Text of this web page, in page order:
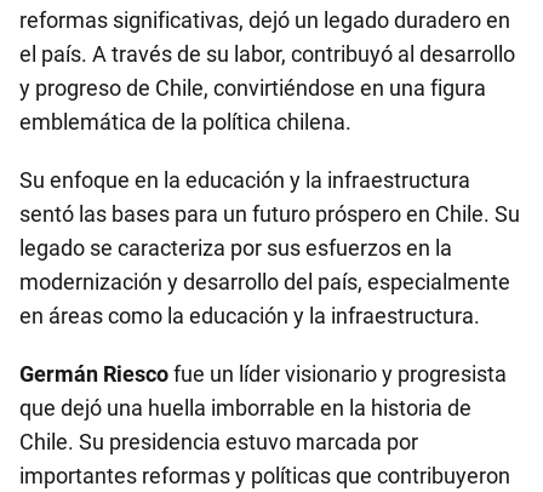
reformas significativas, dejó un legado duradero en
el país. A través de su labor, contribuyó al desarrollo
y progreso de Chile, convirtiéndose en una figura
emblemática de la política chilena.
Su enfoque en la educación y la infraestructura
sentó las bases para un futuro próspero en Chile. Su
legado se caracteriza por sus esfuerzos en la
modernización y desarrollo del país, especialmente
en áreas como la educación y la infraestructura.
Germán Riescofue un líder visionario y progresista
que dejó una huella imborrable en la historia de
Chile. Su presidencia estuvo marcada por
importantes reformas y políticas que contribuyeron